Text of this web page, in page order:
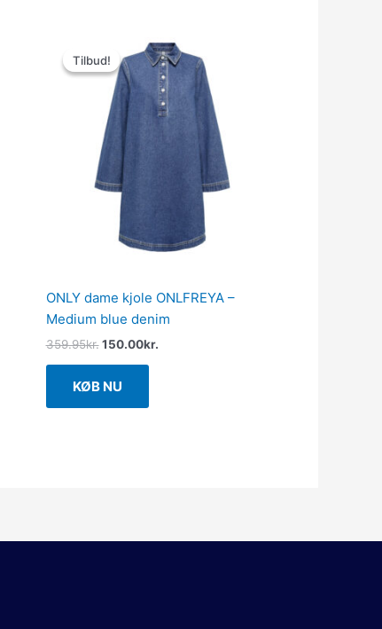
Tilbud!
Tilbud!
ONLY dame kjole ONLFREYA –
Medium blue denim
359.95kr.
oprindelige
pris
var:
359.95kr..
150.00kr.
aktuelle
pris
er:
150.00kr..
KØB NU